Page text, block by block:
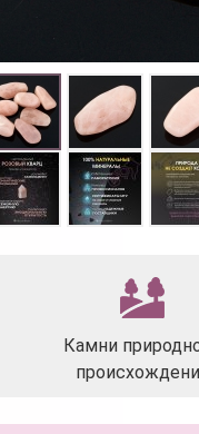
Камни